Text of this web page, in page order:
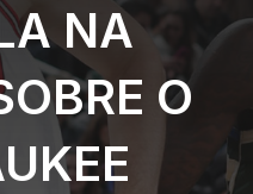
NA
O